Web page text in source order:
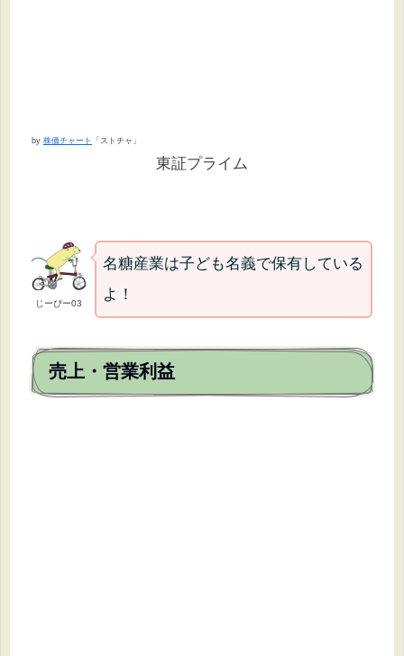
by 株価チャート 「ストチャ」
東証プライム
じーぴー03
名糖産業は子ども名義で保有している
よ！
売上・営業利益